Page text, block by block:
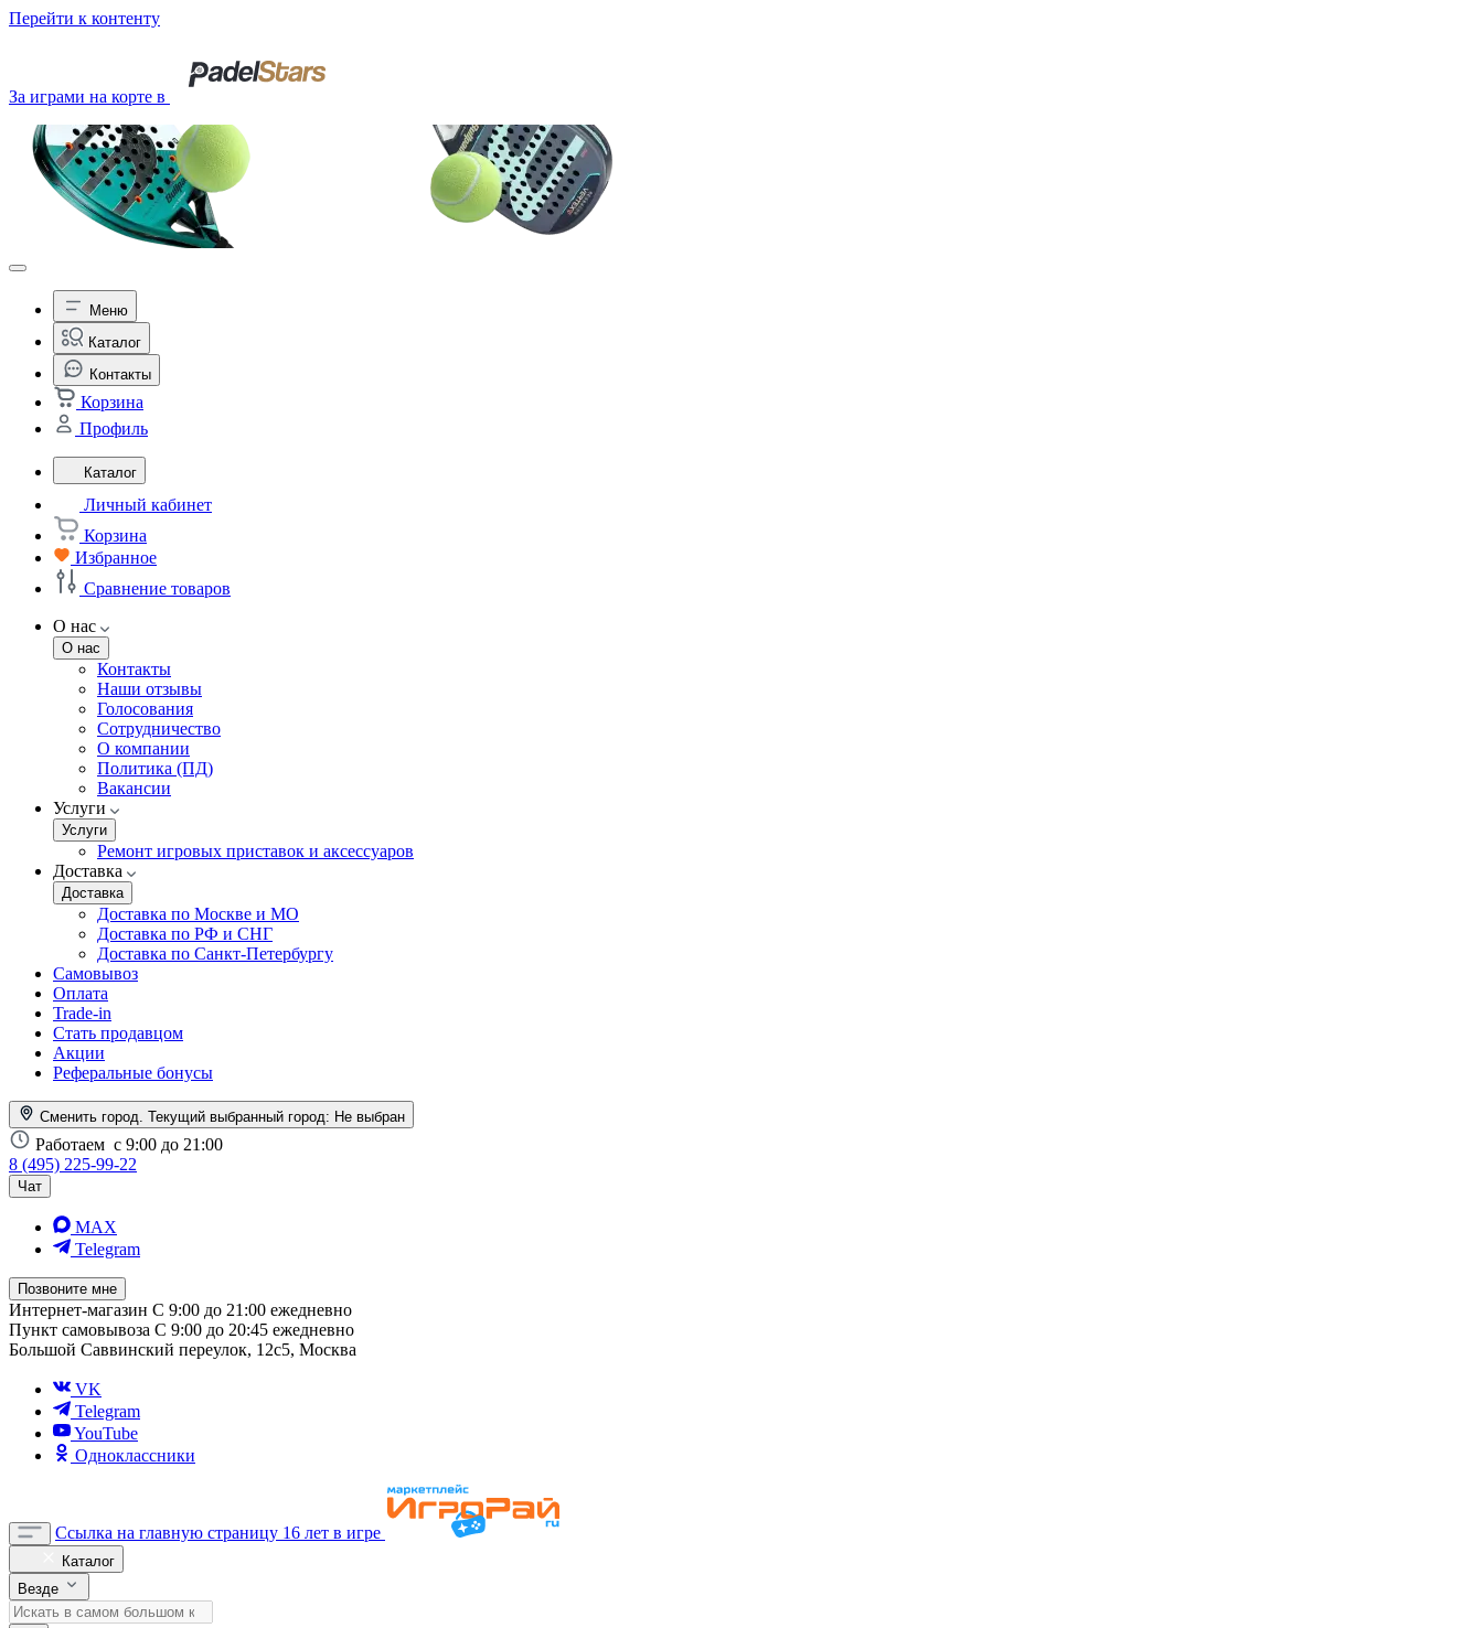
Перейти к контенту
За играми на корте в
Меню
Каталог
Контакты
Корзина
Профиль
Каталог
Личный кабинет
Корзина
Избранное
Сравнение товаров
О нас
О нас
Контакты
Наши отзывы
Голосования
Сотрудничество
О компании
Политика (ПД)
Вакансии
Услуги
Услуги
Ремонт игровых приставок и аксессуаров
Доставка
Доставка
Доставка по Москве и МО
Доставка по РФ и СНГ
Доставка по Санкт-Петербургу
Самовывоз
Оплата
Trade-in
Стать продавцом
Акции
Реферальные бонусы
Сменить город. Текущий выбранный город: Не выбран
Работаем с 9:00 до 21:00
8 (495) 225-99-22
Чат
MAX
Telegram
Позвоните мне
Интернет-магазин С 9:00 до 21:00 ежедневно
Пункт самовывоза С 9:00 до 20:45 ежедневно
Большой Саввинский переулок, 12с5, Москва
VK
Telegram
YouTube
Одноклассники
Ссылка на главную страницу 16 лет в игре
Каталог
Везде